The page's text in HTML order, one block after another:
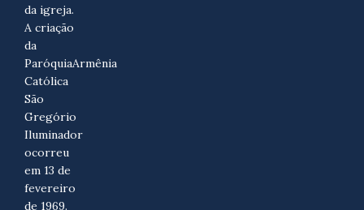
da igreja.
A criação
da
ParóquiaArmênia
Católica
São
Gregório
Iluminador
ocorreu
em 13 de
fevereiro
de 1969.